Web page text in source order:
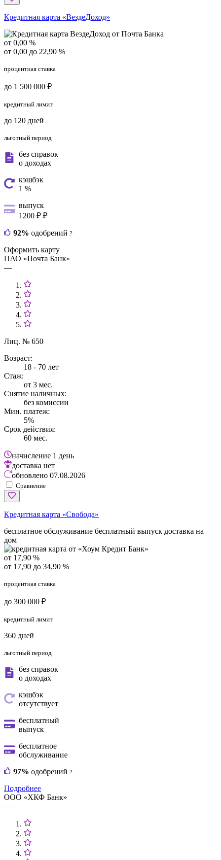
Кредитная карта «ВездеДоход»
от 0,00 %
от 0,00 до 22,90 %
процентная ставка
до 1 500 000 ₽
кредитный лимит
до 120 дней
льготный период
без справок
о доходах
кэшбэк
1 %
выпуск
1200 ₽ ₽
92% одобрений ?
Оформить карту
ПАО «Почта Банк»
—
Лиц. № 650
Возраст:
18 - 70 лет
Стаж:
от 3 мес.
Снятие наличных:
без комиссии
Мин. платеж:
5%
Срок действия:
60 мес.
начисление 1 день
доставка нет
обновлено 07.08.2026
Сравнение
Кредитная карта «Свобода»
бесплатное обслуживание бесплатный выпуск доставка на
дом
от 17,90 %
от 17,90 до 34,90 %
процентная ставка
до 300 000 ₽
кредитный лимит
360 дней
льготный период
без справок
о доходах
кэшбэк
отсутствует
бесплатный
выпуск
бесплатное
обслуживание
97% одобрений ?
Подробнее
ООО «ХКФ Банк»
—